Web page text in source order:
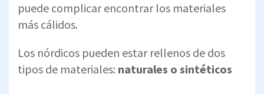
puede complicar encontrar los materiales
más cálidos.
Los nórdicos pueden estar rellenos de dos
tipos de materiales: naturales o sintéticos